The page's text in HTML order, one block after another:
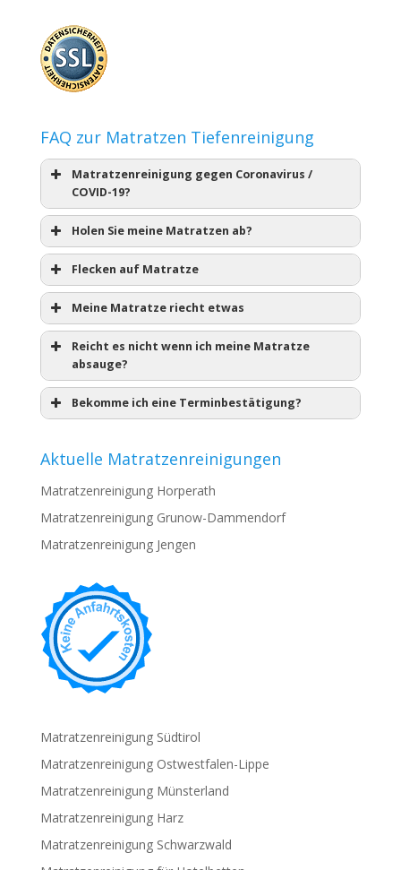
FAQ zur Matratzen Tiefenreinigung
Matratzenreinigung gegen Coronavirus /
COVID-19?
Holen Sie meine Matratzen ab?
Flecken auf Matratze
Meine Matratze riecht etwas
Reicht es nicht wenn ich meine Matratze
absauge?
Bekomme ich eine Terminbestätigung?
Aktuelle Matratzenreinigungen
Matratzenreinigung Horperath
Matratzenreinigung Grunow-Dammendorf
Matratzenreinigung Jengen
Matratzenreinigung Südtirol
Matratzenreinigung Ostwestfalen-Lippe
Matratzenreinigung Münsterland
Matratzenreinigung Harz
Matratzenreinigung Schwarzwald